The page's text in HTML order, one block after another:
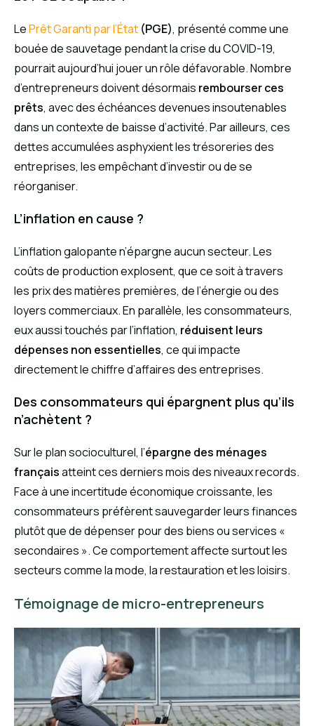
LePrêt Garanti par l’État (PGE), présenté comme une
bouée de sauvetage pendant la crise du COVID-19,
pourrait aujourd’hui jouer un rôle défavorable. Nombre
d’entrepreneurs doivent désormais rembourser ces
prêts, avec des échéances devenues insoutenables
dans un contexte de baisse d’activité. Par ailleurs, ces
dettes accumulées asphyxient les trésoreries des
entreprises, les empêchant d’investir ou de se
réorganiser.
L’inflation en cause ?
L’inflation galopante n’épargne aucun secteur. Les
coûts de production explosent, que ce soit à travers
les prix des matières premières, de l’énergie ou des
loyers commerciaux. En parallèle, les consommateurs,
eux aussi touchés par l’inflation, réduisent leurs
dépenses non essentielles, ce qui impacte
directement le chiffre d’affaires des entreprises.
Des consommateurs qui épargnent plus qu’ils
n’achètent ?
Sur le plan socioculturel, l’épargne des ménages
françaisatteint ces derniers mois des niveaux records.
Face à une incertitude économique croissante, les
consommateurs préfèrent sauvegarder leurs finances
plutôt que de dépenser pour des biens ou services «
secondaires ». Ce comportement affecte surtout les
secteurs comme la mode, la restauration et les loisirs.
Témoignage de micro-entrepreneurs